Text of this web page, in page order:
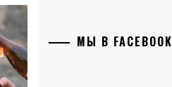
МЫ В FACEBOOK